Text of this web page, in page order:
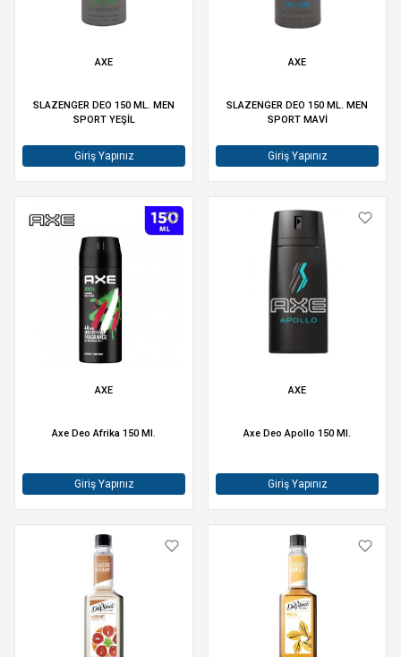
AXE
SLAZENGER DEO 150 ML. MEN
SPORT YEŞİL
Giriş Yapınız
AXE
SLAZENGER DEO 150 ML. MEN
SPORT MAVİ
Giriş Yapınız
AXE
Axe Deo Afrika 150 Ml.
Giriş Yapınız
AXE
Axe Deo Apollo 150 Ml.
Giriş Yapınız